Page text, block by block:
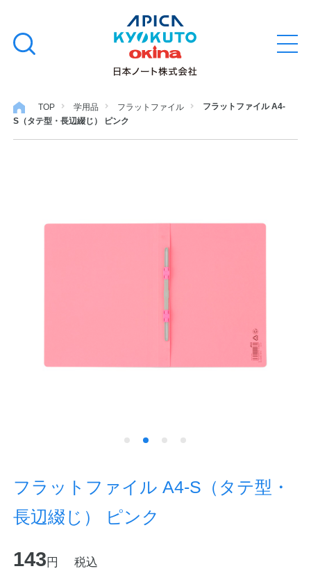
文
キ
ッ
検
る
ノート・メモ
日用・事務用品
企業情報
カタログ
TOP 学用品 フラットファイル
フラットファイル A4-
S（タテ型・長辺綴じ） ピンク
フラットファイル A4-S（タテ型・
長辺綴じ） ピンク
143 円 税込